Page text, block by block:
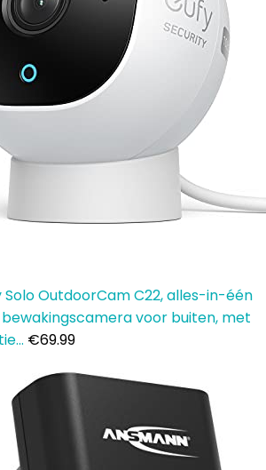
Solo OutdoorCam C22, alles-in-één
voor buiten, met
€69.99